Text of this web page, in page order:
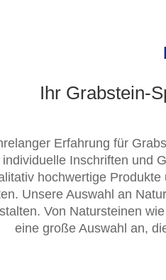
Ihr Grabstein-
Erfahrung für
Inschriften und
itativ hochwertige Produkte
en. UnsereAuswahl an Natur
. Von Natursteinen
einegroßeAuswahl an,